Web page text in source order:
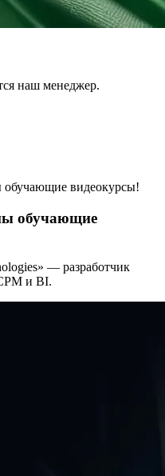
наш менеджер.
обучающие видеокурсы!
обучающие
— разработчик
и BI.